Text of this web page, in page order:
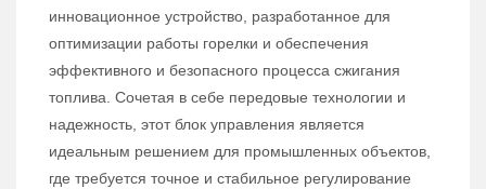
инновационное устройство, разработанное для
оптимизации работы горелки и обеспечения
эффективного и безопасного процесса сжигания
топлива. Сочетая в себе передовые технологии и
надежность, этот блок управления является
идеальным решением для промышленных объектов,
где требуется точное и стабильное регулирование